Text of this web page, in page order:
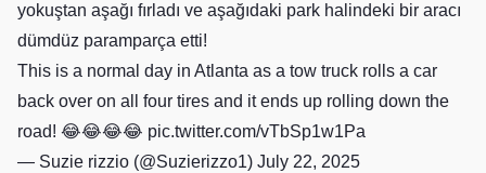
yokuştan aşağı fırladı ve aşağıdaki park halindeki bir aracı
dümdüz paramparça etti!
This is a normal day in Atlanta as a tow truck rolls a car
back over on all four tires and it ends up rolling down the
road! 😂😂😂😂 pic.twitter.com/vTbSp1w1Pa
— Suzie rizzio (@Suzierizzo1) July 22, 2025